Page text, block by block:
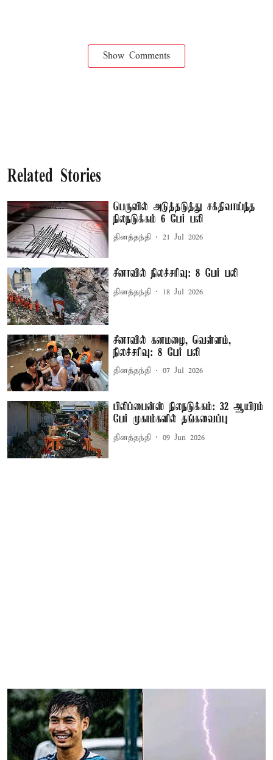
Show Comments
Related Stories
பெருவில் அடுத்தடுத்து சக்திவாய்ந்த
நிலநடுக்கம் 6 பேர் பலி
தினத்தந்தி 21 Jul 2026
சீனாவில் நிலச்சரிவு: 8 பேர் பலி
தினத்தந்தி 18 Jul 2026
சீனாவில் கனமழை, வெள்ளம்,
நிலச்சரிவு: 8 பேர் பலி
தினத்தந்தி 07 Jul 2026
பிலிப்பைன்ஸ் நிலநடுக்கம்: 32 ஆயிரம்
பேர் முகாம்களில் தங்கவைப்பு
தினத்தந்தி 09 Jun 2026